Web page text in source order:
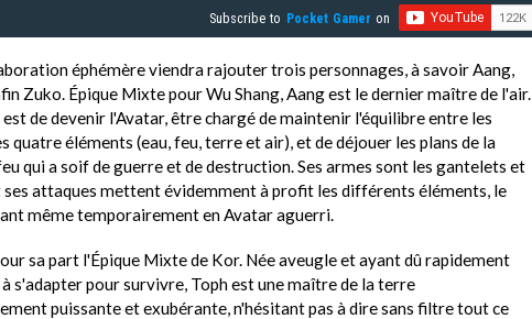
Subscribe to Pocket Gamer on
éphémère viendra rajouter trois personnages, à savoir Aang,
Zuko. Épique Mixte pour Wu Shang, Aang est le dernier maître de l'air.
est de devenir l'Avatar, être chargé de maintenir l'équilibre entre les
quatre éléments (eau, feu, terre et air), et de déjouer les plans de la
qui a soif de guerre et de destruction. Ses armes sont les gantelets et
ses attaques mettent évidemment à profit les différents éléments, le
même temporairement en Avatar aguerri.
sa part l'Épique Mixte de Kor. Née aveugle et ayant dû rapidement
s'adapter pour survivre, Toph est une maître de la terre
puissante et exubérante, n'hésitant pas à dire sans filtre tout ce